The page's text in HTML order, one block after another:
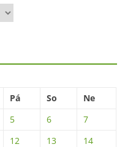
Pá So
Ne
5 6
7
12 13 14